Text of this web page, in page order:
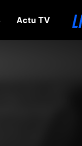
Actu TV